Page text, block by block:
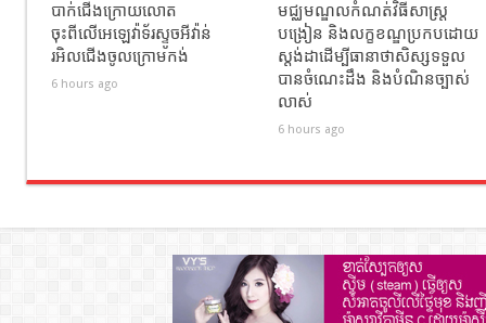
បាក់ជេីងក្រោយលោត
ចុះពីលេីអេឡេវ៉ាទ័រស្ទូចអីវ៉ាន់
រអិលជេីងចូលក្រោមកង់
6 hours ago
មជ្ឈមណ្ឌលកំណត់វិធីសាស្ត្រ
បង្រៀន និងលក្ខខណ្ឌប្រកបដោយ
ស្តង់ដាដើម្បីធានាថាសិស្សទទួល
បានចំណេះដឹង និងបំណិនច្បាស់
លាស់
6 hours ago